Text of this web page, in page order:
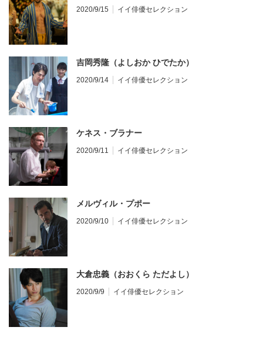
2020/9/15 イイ俳優セレクション
吉岡秀隆（よしおか ひでたか）
2020/9/14 イイ俳優セレクション
ケネス・ブラナー
2020/9/11 イイ俳優セレクション
メルヴィル・プポー
2020/9/10 イイ俳優セレクション
大倉忠義（おおくら ただよし）
2020/9/9 イイ俳優セレクション